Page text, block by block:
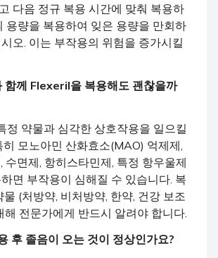
다음 정규 복용 시간에 맞춰 복용하
용량을 복용하여 잊은 용량을 만회하
오. 이는 부작용의 위험을 증가시킬
함께 Flexeril을 복용해도 괜찮을까
정 약물과 심각한 상호작용을 일으킬
히 모노아민 산화효소(MAO) 억제제,
수면제, 항히스타민제, 특정 항우울제
면 부작용이 심해질 수 있습니다. 복
(처방약, 비처방약, 한약, 건강 보조
해 전문가에게 반드시 알려야 합니다.
후 졸음이 오는 것이 정상인가요?